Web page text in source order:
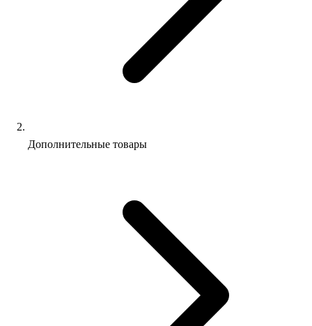
Дополнительные товары